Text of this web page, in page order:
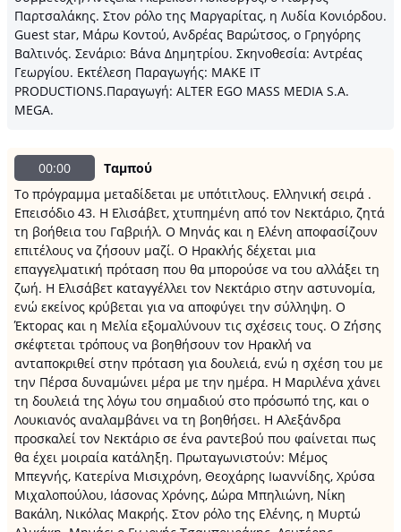
Παρτσαλάκης. Στον ρόλο της Μαργαρίτας, η Λυδία Κονιόρδου.
Guest star, Μάρω Κοντού, Ανδρέας Βαρώτσος, ο Γρηγόρης
Βαλτινός. Σενάριο: Βάνα Δημητρίου. Σκηνοθεσία: Αντρέας
Γεωργίου. Εκτέλεση Παραγωγής: MAKE IT
PRODUCTIONS.Παραγωγή: ALTER EGO MASS MEDIA S.A.
MEGA.
00:00
Ταμπού
Το πρόγραμμα μεταδίδεται με υπότιτλους. Ελληνική σειρά .
Επεισόδιο 43. Η Ελισάβετ, χτυπημένη από τον Νεκτάριο, ζητά
τη βοήθεια του Γαβριήλ. Ο Μηνάς και η Ελένη αποφασίζουν
επιτέλους να ζήσουν μαζί. Ο Ηρακλής δέχεται μια
επαγγελματική πρόταση που θα μπορούσε να του αλλάξει τη
ζωή. Η Ελισάβετ καταγγέλλει τον Νεκτάριο στην αστυνομία,
ενώ εκείνος κρύβεται για να αποφύγει την σύλληψη. Ο
Έκτορας και η Μελία εξομαλύνουν τις σχέσεις τους. Ο Ζήσης
σκέφτεται τρόπους να βοηθήσουν τον Ηρακλή να
ανταποκριθεί στην πρόταση για δουλειά, ενώ η σχέση του με
την Πέρσα δυναμώνει μέρα με την ημέρα. Η Μαριλένα χάνει
τη δουλειά της λόγω του σημαδιού στο πρόσωπό της, και ο
Λουκιανός αναλαμβάνει να τη βοηθήσει. Η Αλεξάνδρα
προσκαλεί τον Νεκτάριο σε ένα ραντεβού που φαίνεται πως
θα έχει μοιραία κατάληξη. Πρωταγωνιστούν: Μέμος
Μπεγνής, Κατερίνα Μισιχρόνη, Θεοχάρης Ιωαννίδης, Χρύσα
Μιχαλοπούλου, Ιάσονας Χρόνης, Δώρα Μπηλιώνη, Νίκη
Βακάλη, Νικόλας Μακρής. Στον ρόλο της Ελένης, η Μυρτώ